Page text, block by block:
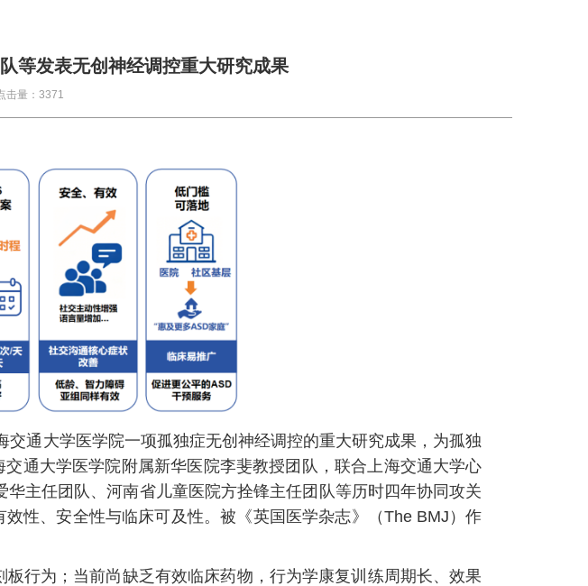
等发表无创神经调控重大研究成果
击量：3371
通大学医学院一项孤独症无创神经调控的重大研究成果，为孤独
通大学医学院附属新华医院李斐教授团队，联合上海交通大学心
主任团队、河南省儿童医院方拴锋主任团队等历时四年协同攻关
性、安全性与临床可及性。被《英国医学杂志》（The BMJ）作
行为；当前尚缺乏有效临床药物，行为学康复训练周期长、效果